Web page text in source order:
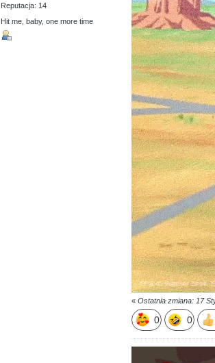
Reputacja: 14
Hit me, baby, one more time
« Ostatnia zmiana: 17
0 0